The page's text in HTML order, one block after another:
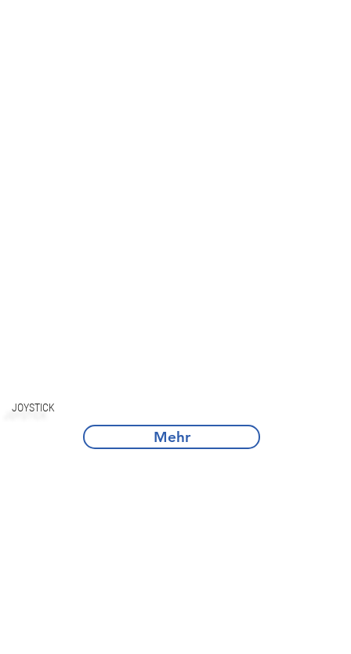
JOYSTICK
Mehr